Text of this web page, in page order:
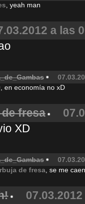
, yeah man
a las
, en economía no xD
fresa
XD
de fresa , se me